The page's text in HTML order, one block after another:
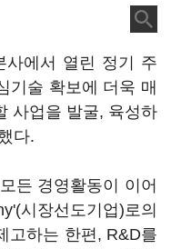
사에서 열린 정기 주
기술 확보에 더욱 매
사업을 발굴, 육성하
다.
든 경영활동이 이어
시장선도기업)로의
고하는 한편, R&D를